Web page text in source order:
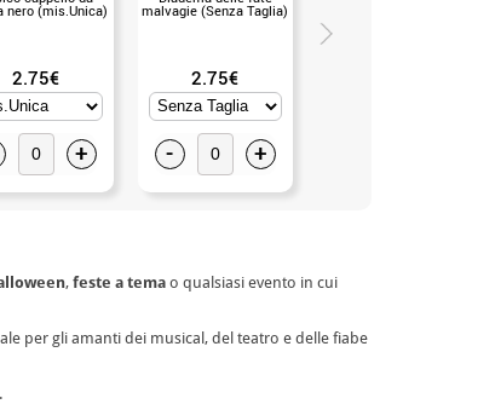
nero (mis.Unica)
2.75€
+
malvagie (Senza Taglia)
2.75€
- +
, feste a tema o qualsiasi evento in cui
per gli amanti dei musical, del teatro e delle fiabe